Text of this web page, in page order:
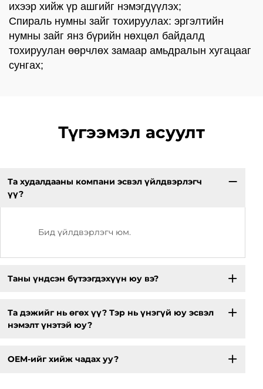
ихээр хийж үр ашгийг нэмэгдүүлэх;
Спираль нумны зайг тохируулах: эргэлтийн
нумны зайг янз бүрийн нөхцөл байдалд
тохируулан өөрчлөх замаар амьдралын хугацааг
сунгах;
Түгээмэл асуулт
Та худалдааны компани эсвэл үйлдвэрлэгч
үү?
Бид үйлдвэрлэгч юм.
Таны үндсэн бүтээгдэхүүн юу вэ?
Та дэжийг нь өгөх үү? Тэр нь үнэгүй юу эсвэл
нэмэлт үнэтэй юу?
OEM-ийг хийж чадах уу?